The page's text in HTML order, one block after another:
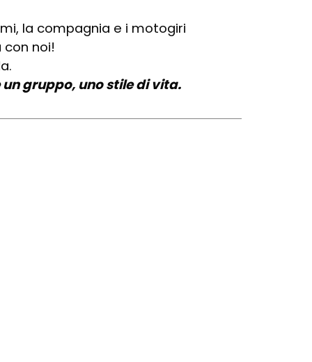
la compagnia e i motogiri
con noi!
un gruppo, uno stile di vita.